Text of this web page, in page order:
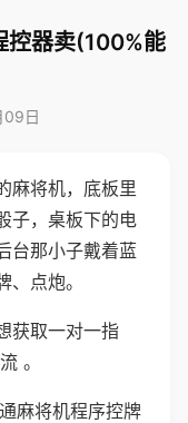
控器卖(100%能
09日
麻将机，底板里
子，桌板下的电
台那小子戴着蓝
点炮。
获取一对一指
。
麻将机程序控牌